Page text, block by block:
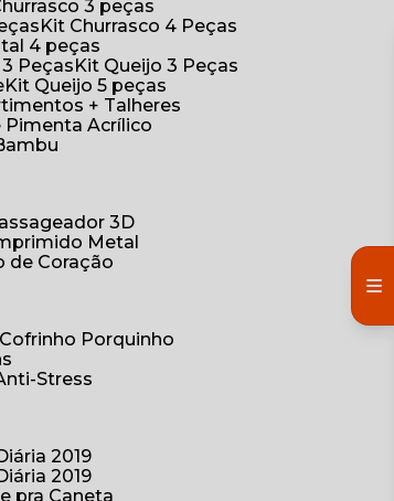
3 peças
Kit Churrasco 4 Peças
4 peças
3 Peças
Kit Queijo 3 Peças
Kit Queijo 5 peças
+ Talheres
Pimenta Acrílico
Massageador 3D
Metal
de Coração
Cofrinho Porquinho
Stress
2019
2019
pra Caneta